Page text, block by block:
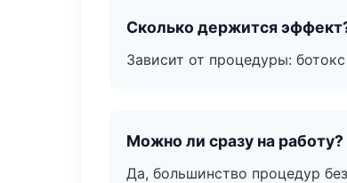
Сколько держится
Зависит от процедуры:
Можно ли сразу на работу?
Да, большинство процедур